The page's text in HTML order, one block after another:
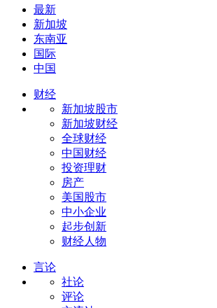
最新
新加坡
东南亚
国际
中国
财经
新加坡股市
新加坡财经
全球财经
中国财经
投资理财
房产
美国股市
中小企业
起步创新
财经人物
言论
社论
评论